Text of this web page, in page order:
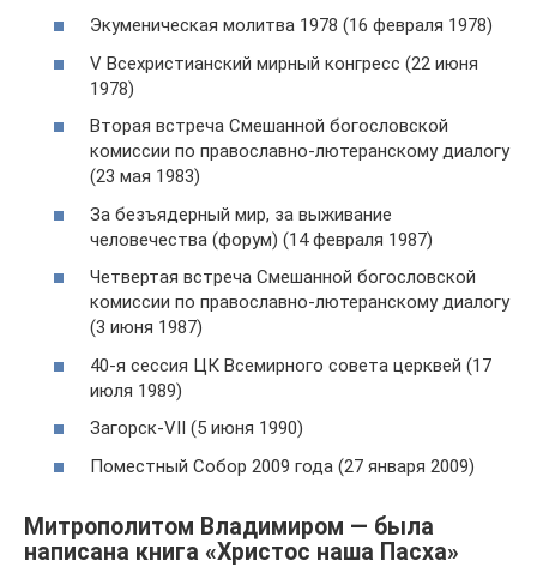
Экуменическая молитва 1978 (16 февраля 1978)
V Всехристианский мирный конгресс (22 июня
1978)
Вторая встреча Смешанной богословской
комиссии по православно-лютеранскому диалогу
(23 мая 1983)
За безъядерный мир, за выживание
человечества (форум) (14 февраля 1987)
Четвертая встреча Смешанной богословской
комиссии по православно-лютеранскому диалогу
(3 июня 1987)
40-я сессия ЦК Всемирного совета церквей (17
июля 1989)
Загорск-VII (5 июня 1990)
Поместный Собор 2009 года (27 января 2009)
Митрополитом Владимиром — была
написана книга «Христос наша Пасха»